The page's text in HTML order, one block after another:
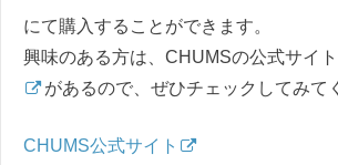
にて購入することができます。
興味のある方は、CHUMSの公式サイ
があるので、ぜひチェックしてみて
CHUMS公式サイト